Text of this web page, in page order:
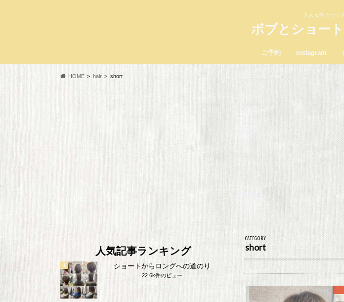
大人女性カット
ボブとショー
ご予約 instagram
HOME hair short
CATEGORY
short
人気記事ランキング
ショートからロングへの道のり
22.6k件のビュー